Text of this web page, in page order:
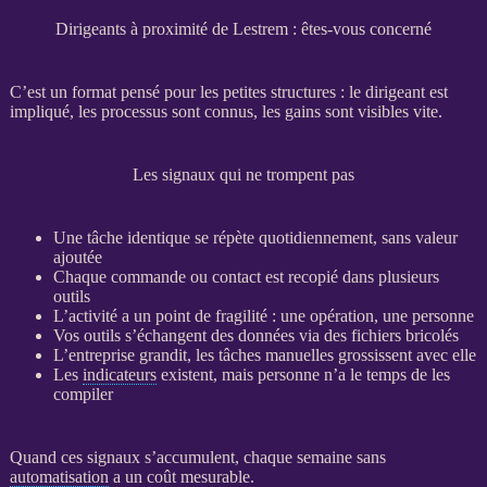
Dirigeants à proximité de Lestrem : êtes-vous concerné
C’est un format pensé pour les petites structures : le dirigeant est
impliqué, les processussont connus, les gains sont visibles vite.
Les signaux qui ne trompent pas
Une tâche identique se répète quotidiennement, sans valeur
ajoutée
Chaque commande ou contact est recopié dans plusieurs
outils
L’activité a un point de fragilité : une opération, une personne
Vos outils s’échangent des donnéesvia des fichiers bricolés
L’entreprise grandit, les tâches manuelles grossissent avec elle
Les indicateursexistent, mais personne n’a le temps de les
compiler
Quand ces signaux s’accumulent, chaque semaine sans
automatisation a un coût mesurable.